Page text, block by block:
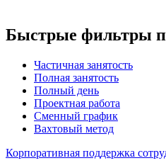
Быстрые фильтры
Частичная занятость
Полная занятость
Полный день
Проектная работа
Сменный график
Вахтовый метод
Корпоративная поддержка